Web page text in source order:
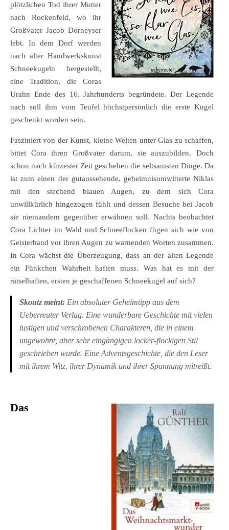
plötzlichen Tod ihrer Mutter
nach Rockenfeld, wo ihr
Großvater Jacob Dorneyser
lebt. In dem Dorf werden
nach alter Handwerkskunst
Schneekugeln hergestellt,
eine Tradition, die Coras
Urahn Ende des 16. Jahrhunderts begründete. Der Legende
nach soll ihm vom Teufel höchstpersönlich die erste Kugel
geschenkt worden sein.
Fasziniert von der Kunst, kleine Welten unter Glas zu schaffen,
bittet Cora ihren Großvater darum, sie auszubilden. Doch
schon nach kürzester Zeit geschehen die seltsamsten Dinge. Da
ist zum einen der gutaussehende, geheimnisumwitterte Niklas
mit den stechend blauen Augen, zu dem sich Cora
unwillkürlich hingezogen fühlt und dessen Besuche bei Jacob
sie niemandem gegenüber erwähnen soll. Nachts beobachtet
Cora Lichter im Wald und Schneeflocken fügen sich wie von
Geisterhand vor ihren Augen zu warnenden Worten zusammen.
In Cora wächst die Überzeugung, dass an der alten Legende
ein Fünkchen Wahrheit haften muss. Was hat es mit der
rätselhaften, ersten je geschaffenen Schneekugel auf sich?
Skoutz meint: Ein absoluter Geheimtipp aus dem
Ueberreuter Verlag. Eine wunderbare Geschichte mit vielen
lustigen und verschrobenen Charakteren, die in einem
ungewohnt, aber sehr eingängigen locker-flockigen Stil
geschrieben wurde. Eine Adventsgeschichte, die den Leser
mit ihrem Witz, ihrer Dynamik und ihrer Spannung mitreißt.
Das